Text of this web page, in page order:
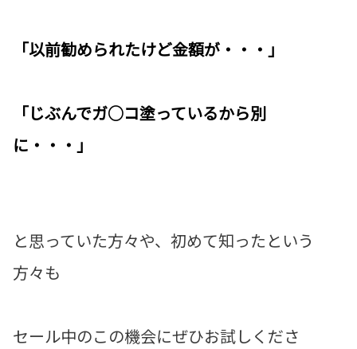
「以前勧められたけど金額が・・・」
「じぶんでガ○コ塗っているから別
に・・・」
と思っていた方々や、初めて知ったという
方々も
セール中のこの機会にぜひお試しくださ